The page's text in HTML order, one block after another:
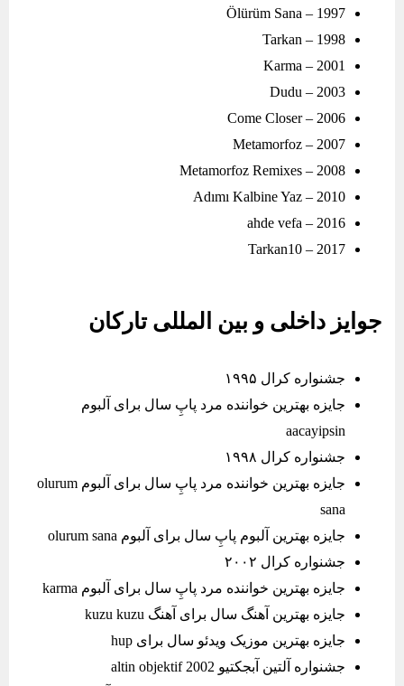
Ölürüm Sana – 1997
Tarkan – 1998
Karma – 2001
Dudu – 2003
Come Closer – 2006
Metamorfoz – 2007
Metamorfoz Remixes – 2008
Adımı Kalbine Yaz – 2010
ahde vefa – 2016
2017 – Tarkan10
جوایز داخلی و بین المللی تارکان
جشنواره کرال ۱۹۹۵
جایزه بهترین خواننده مرد پاپِ سال برای آلبوم
aacayipsin
جشنواره کرال ۱۹۹۸
جایزه بهترین خواننده مرد پاپِ سال برای آلبوم olurum
sana
جایزه بهترین آلبوم پاپِ سال برای آلبوم olurum sana
جشنواره کرال ۲۰۰۲
جایزه بهترین خواننده مرد پاپِ سال برای آلبوم karma
جایزه بهترین آهنگ سال برای آهنگ kuzu kuzu
جایزه بهترین موزیک ویدئو سال برای hup
جشنواره آلتین آبجکتیو altin objektif 2002